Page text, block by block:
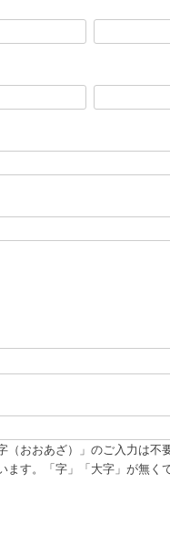
おおあざ）」のご入力は不
ます。「字」「大字」が無く